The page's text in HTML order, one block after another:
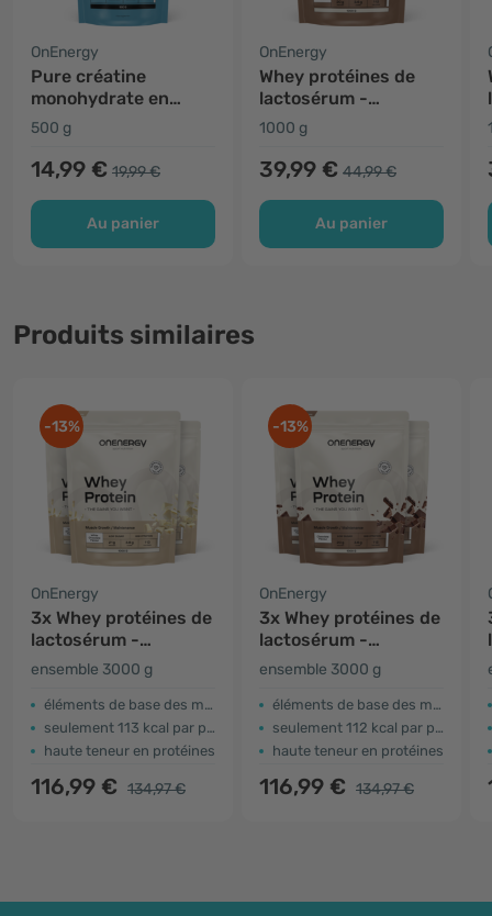
OnEnergy
Pure créatine
monohydrate en
poudre
500 g
14,99 € 19,99 €
Au panier
OnEnergy
Whey protéines de
lactosérum -
chocolat
1000 g
39,99 € 44,99 €
Au panier
Produits similaires
-13%
OnEnergy
3x Whey protéines de
lactosérum -
chocolat blanc
ensemble 3000 g
éléments de base des muscles
seulement 113 kcal par portion
haute teneur en protéines
116,99 € 134,97 €
-13%
OnEnergy
3x Whey protéines de
lactosérum -
chocolat
ensemble 3000 g
éléments de base des muscles
seulement 112 kcal par portion
haute teneur en protéines
116,99 € 134,97 €